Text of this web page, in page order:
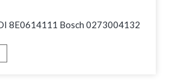
8E0614111 Bosch 0273004132